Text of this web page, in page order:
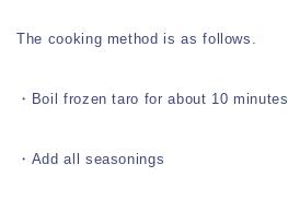
The cooking method is as follows.
・Boil frozen taro for about 10 minutes
・Add all seasonings